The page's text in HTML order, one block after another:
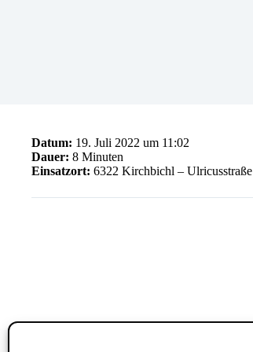
Datum: 19. Juli 2022 um 11:02
Dauer: 8 Minuten
Einsatzort: 6322 Kirchbichl – Ulricusstraße